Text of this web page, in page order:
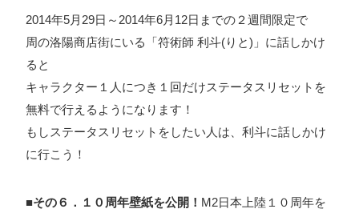
2014年5月29日～2014年6月12日までの２週間限定で
周の洛陽商店街にいる「符術師 利斗(りと)」に話しかけ
ると
キャラクター１人につき１回だけステータスリセットを
無料で行えるようになります！
もしステータスリセットをしたい人は、利斗に話しかけ
に行こう！
■その６．１０周年壁紙を公開！ M2日本上陸１０周年を